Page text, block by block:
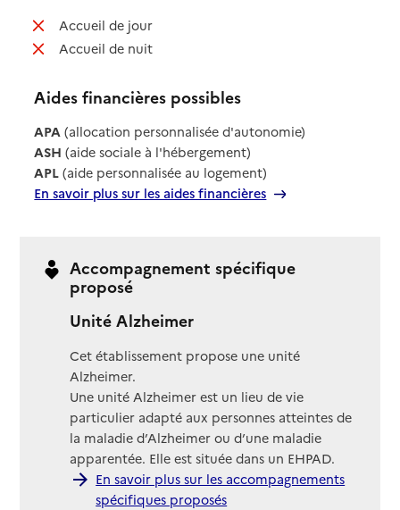
Accueil de jour: non disponible
Accueil de nuit: non disponible
Aides financières possibles
APA (allocation personnalisée d'autonomie)
ASH (aide sociale à l'hébergement)
APL (aide personnalisée au logement)
En savoir plus sur les aides financières
Accompagnement spécifique
proposé
Unité Alzheimer
Cet établissement propose une unité
Alzheimer.
Une unité Alzheimer est un lieu de vie
particulier adapté aux personnes atteintes de
la maladie d’Alzheimer ou d’une maladie
apparentée. Elle est située dans un EHPAD.
En savoir plus sur les accompagnements
spécifiques proposés